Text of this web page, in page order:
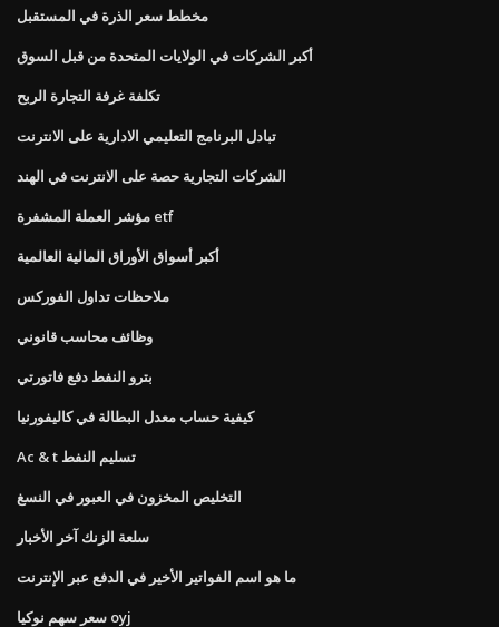
مخطط سعر الذرة في المستقبل
أكبر الشركات في الولايات المتحدة من قبل السوق
تكلفة غرفة التجارة الربح
تبادل البرنامج التعليمي الادارية على الانترنت
الشركات التجارية حصة على الانترنت في الهند
مؤشر العملة المشفرة etf
أكبر أسواق الأوراق المالية العالمية
ملاحظات تداول الفوركس
وظائف محاسب قانوني
بترو النفط دفع فاتورتي
كيفية حساب معدل البطالة في كاليفورنيا
Ac & t تسليم النفط
التخليص المخزون في العبور في النسغ
سلعة الزنك آخر الأخبار
ما هو اسم الفواتير الأخير في الدفع عبر الإنترنت
سعر سهم نوكيا oyj